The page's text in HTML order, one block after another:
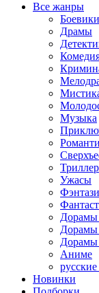
Все жанры
Боевики
Драмы
Музыка
Триллер
Ужасы
Фэнтази
Дорамы
Дорамы
Дорамы
Аниме
Новинки